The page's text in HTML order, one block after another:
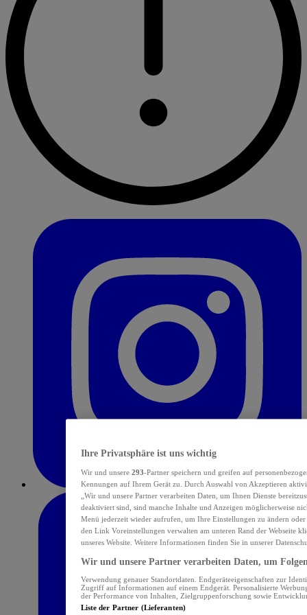
Ihre Privatsphäre ist uns wichtig
Wir und unsere 293-Partner speichern und greifen auf
Kennungen auf Ihrem Gerät zu. Durch Auswahl von Akzeptieren
„Wir und unsere Partner verarbeiten Daten, um Ihnen Dienste
deaktiviert sind, sind manche Inhalte und Anzeigen möglicherweise
Menü jederzeit wieder aufrufen, um Ihre Einstellungen zu ändern
den Link Voreinstellungen verwalten am unteren Rand der Webseite
unseres Website. Weitere Informationen finden Sie in unserer
Wir und unsere Partner verarbeiten Daten, um
Verwendung genauer Standortdaten. Endgeräteeigenschaften zur
Zugriff auf Informationen auf einem Endgerät. Personalisierte
der Performance von Inhalten, Zielgruppenforschung sowie
Liste der Partner (Lieferanten)